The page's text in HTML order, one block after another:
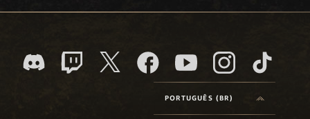
PORTUGUÊS (BR)